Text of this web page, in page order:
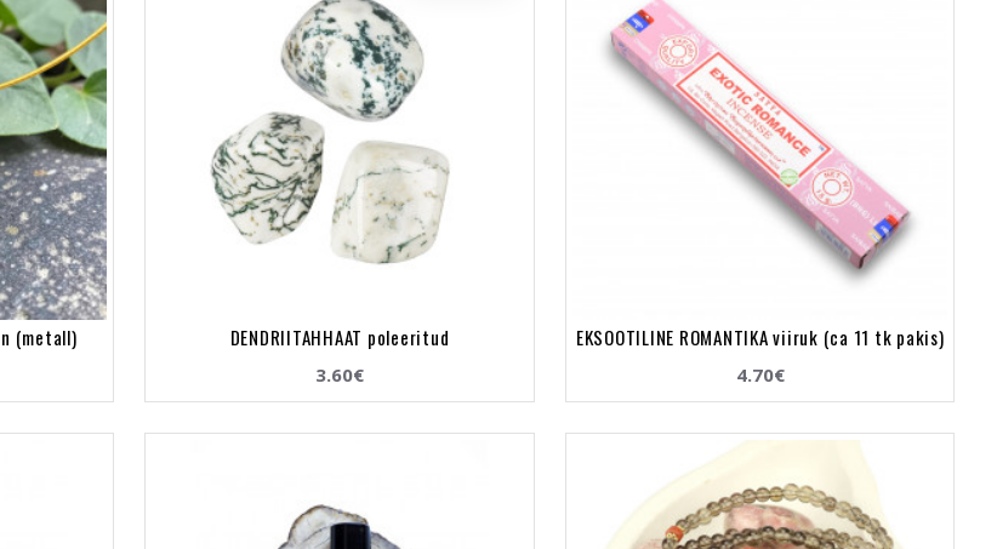
(metall) DENDRIITAHHAAT poleeritud
3.60€
EKSOOTILINE ROMANTIKA viiruk (ca 11 tk pakis)
4.70€